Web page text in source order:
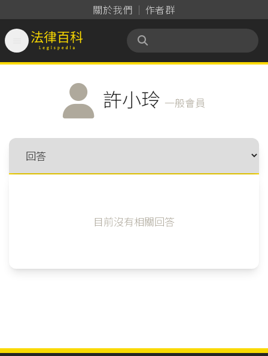
關於我們 作者群
法律百科 Legispedia
許小玲 一般會員
目前沒有相關回答